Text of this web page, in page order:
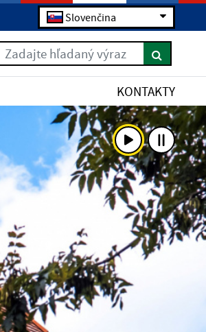
Slovenčina
Zadajte hľadaný výraz
KONTAKTY